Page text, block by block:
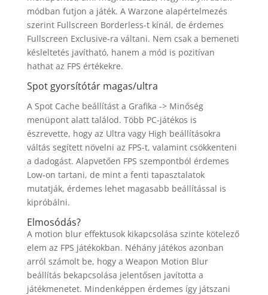
módban futjon a játék. A Warzone alapértelmezés
szerint Fullscreen Borderless-t kínál, de érdemes
Fullscreen Exclusive-ra váltani. Nem csak a bemeneti
késleltetés javítható, hanem a mód is pozitívan
hathat az FPS értékekre.
Spot gyorsítótár magas/ultra
A Spot Cache beállítást a Grafika -> Minőség
menüpont alatt találod. Több PC-játékos is
észrevette, hogy az Ultra vagy High beállításokra
váltás segített növelni az FPS-t, valamint csökkenteni
a dadogást. Alapvetően FPS szempontból érdemes
Low-on tartani, de mint a fenti tapasztalatok
mutatják, érdemes lehet magasabb beállítással is
kipróbálni.
Elmosódás?
A motion blur effektusok kikapcsolása szinte kötelező
elem az FPS játékokban. Néhány játékos azonban
arról számolt be, hogy a Weapon Motion Blur
beállítás bekapcsolása jelentősen javította a
játékmenetet. Mindenképpen érdemes így játszani